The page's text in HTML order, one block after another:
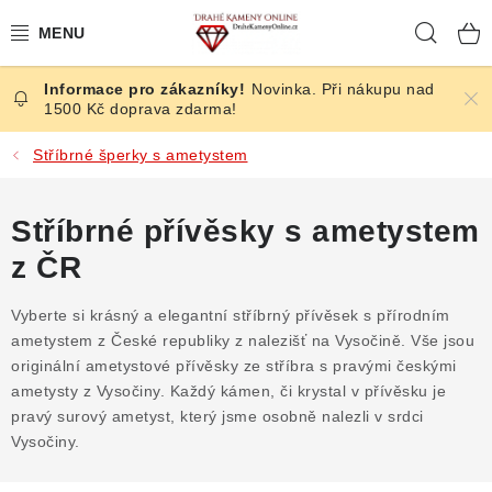
na
ČESKÉ KAMENY
ŠPERKY
BROUŠENÉ
SLEVY
ÚČINKY
KRYSTALY
Novinka. Při nákupu nad
1500 Kč doprava zdarma!
Stříbrné šperky s ametystem
Stříbrné přívěsky s ametystem
z ČR
Vyberte si krásný a elegantní stříbrný přívěsek s přírodním
ametystem z České republiky z nalezišť na Vysočině. Vše jsou
originální ametystové přívěsky ze stříbra s pravými českými
ametysty z Vysočiny. Každý kámen, či krystal v přívěsku je
pravý surový ametyst, který jsme osobně nalezli v srdci
Vysočiny.